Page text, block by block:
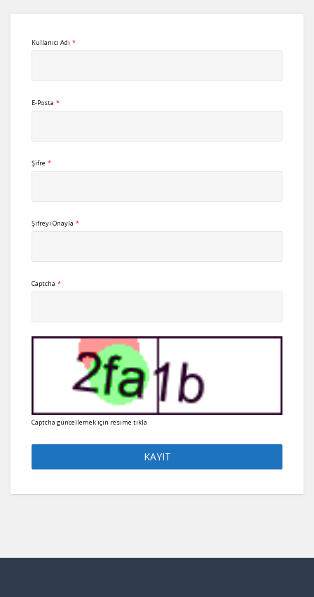
Kullanıcı Adı *
E-Posta *
Şifre *
Şifreyi Onayla *
Captcha *
Captcha güncellemek için resime tıkla